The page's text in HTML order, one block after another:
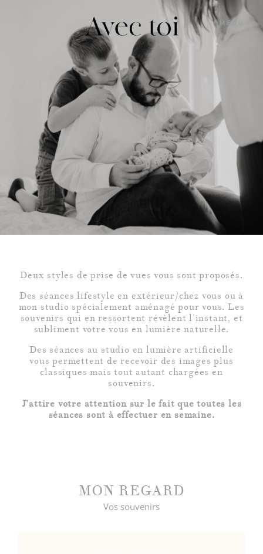
MENU
Deux styles de prise de vues vous sont proposés.
Des séances lifestyle en extérieur/chez vous ou à
mon studio spécialement aménagé pour vous. Les
souvenirs qui en ressortent révèlent l’instant, et
subliment votre vous en lumière naturelle.
Des séances au studio en lumière artificielle
vous permettent de recevoir des images plus
classiques mais tout autant chargées en
souvenirs.
J’attire votre attention sur le fait que toutes les
séances sont à effectuer en semaine.
MON REGARD
Vos souvenirs
GALERIES
INFOS
BLOG
MARION
©2019 MARION DESSARD